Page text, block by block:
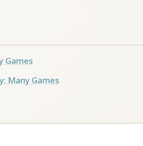
Games
Many Games